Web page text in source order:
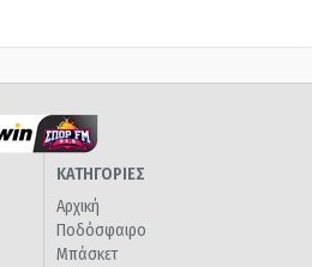
ΚΑΤΗΓΟΡΙΕΣ
Αρχική
Ποδόσφαιρο
Μπάσκετ